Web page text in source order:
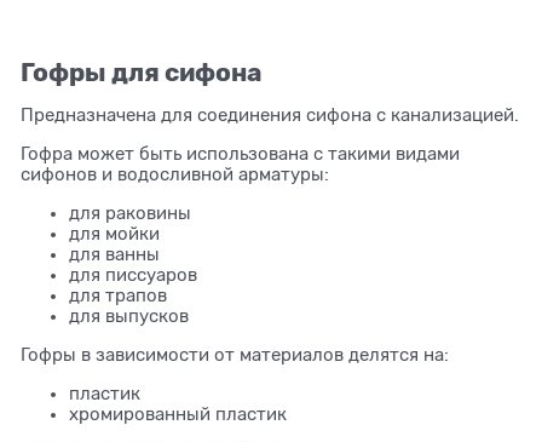
Гофры для сифона
Предназначена для соединения сифона с канализацией.
Гофра может быть использована с такими видами
сифонов и водосливной арматуры:
для раковины
для мойки
для ванны
для писсуаров
для трапов
для выпусков
Гофры в зависимости от материалов делятся на:
пластик
хромированный пластик